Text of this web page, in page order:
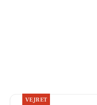
VEJRET